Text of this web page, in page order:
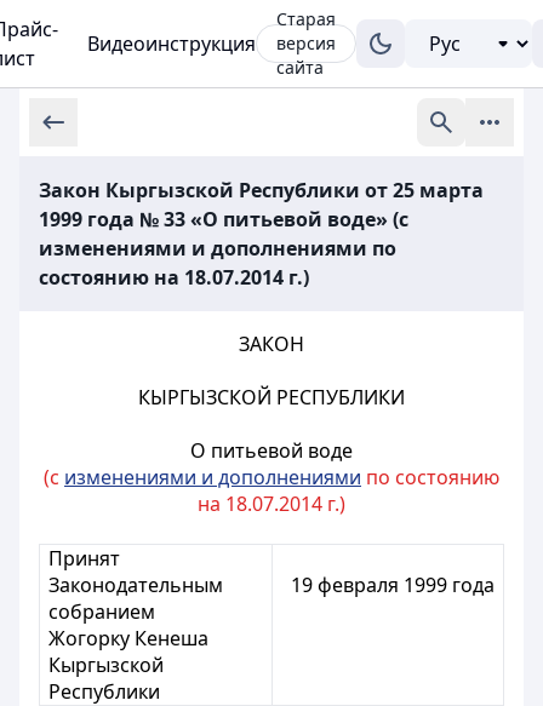
Видеоинструкция
Старая
версия
сайта
Закон Кыргызской Республики от 25 марта
1999 года № 33 «О питьевой воде» (с
изменениями и дополнениями по
состоянию на 18.07.2014 г.)
ЗАКОН
КЫРГЫЗСКОЙ РЕСПУБЛИКИ
О питьевой воде
(с изменениями и дополнениями по состоянию
на 18.07.2014 г.)
Принят
Законодательным
собранием
Жогорку Кенеша
Кыргызской
Республики
19 февраля 1999 года